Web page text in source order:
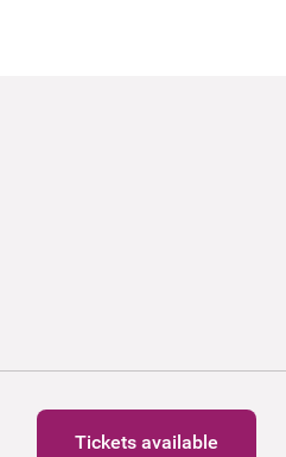
Tickets available